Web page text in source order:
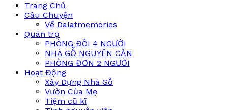
Trang Chủ
Câu Chuyện
Về Dalatmemories
Quán trọ
PHÒNG ĐÔI 4 NGƯỜI
NHÀ GỖ NGUYÊN CĂN
PHÒNG ĐƠN 2 NGƯỜI
Hoạt Động
Xây Dựng Nhà Gỗ
Vườn Của Mẹ
Tiệm cũ kĩ